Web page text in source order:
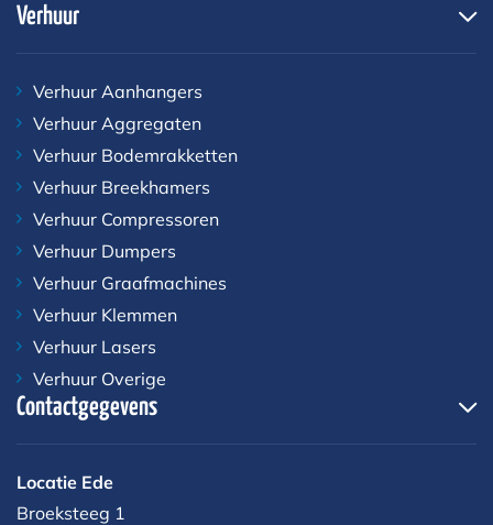
Verhuur
Verhuur Aanhangers
Verhuur Aggregaten
Verhuur Bodemrakketten
Verhuur Breekhamers
Verhuur Compressoren
Verhuur Dumpers
Verhuur Graafmachines
Verhuur Klemmen
Verhuur Lasers
Verhuur Overige
Contactgegevens
Locatie Ede
Broeksteeg 1